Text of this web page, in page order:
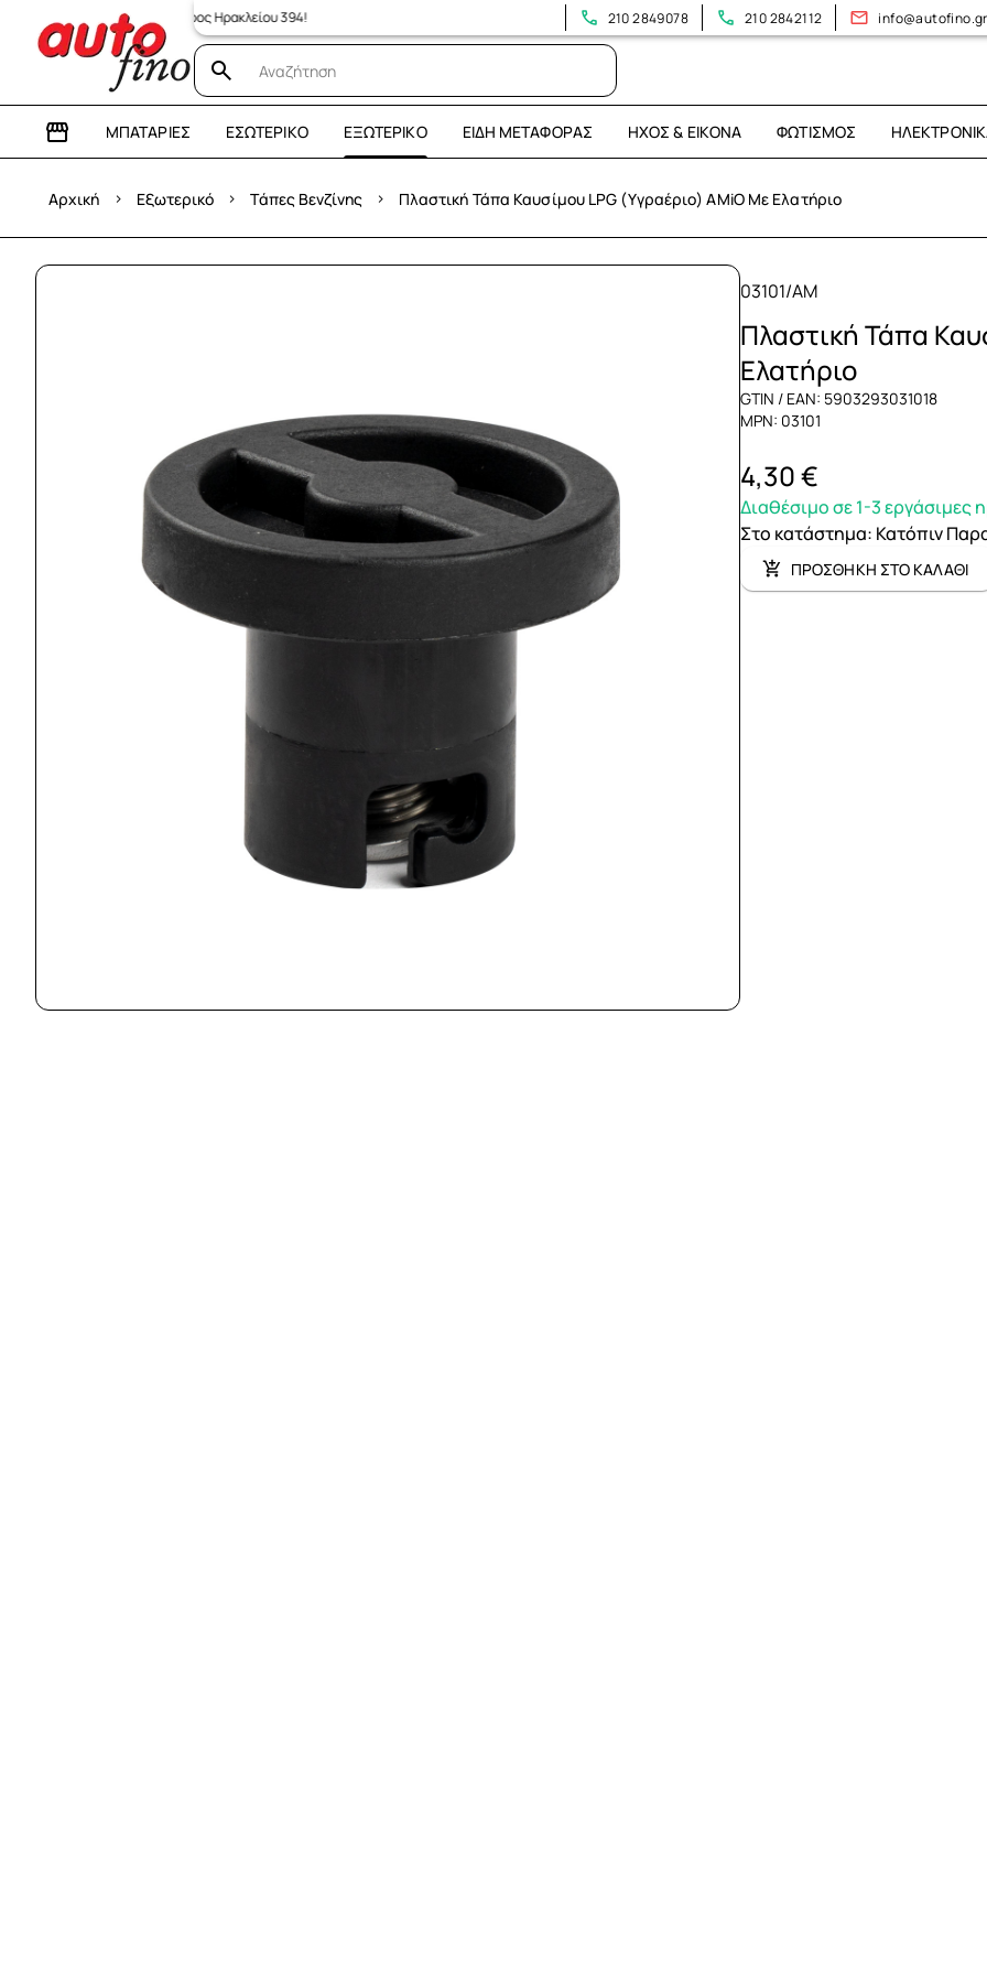
κατάστημα: Λεωφόρος Ηρακλείου 394! 210 2849078 210 2842112 info@autofino.gr
ΜΠΑΤΑΡΊΕΣ ΕΣΩΤΕΡΙΚΌ ΕΞΩΤΕΡΙΚΌ ΕΊΔΗ ΜΕΤΑΦΟΡΆΣ ΉΧΟΣ & ΕΙΚΌΝΑ ΦΩΤΙΣΜΌΣ
Αρχική › Εξωτερικό › Τάπες Βενζίνης › Πλαστική Τάπα Καυσίμου LPG (Υγραέριο) AMiO Με Ελατήριο
03101/AM
Πλαστική Τάπα
Ελατήριο
GTIN / EAN: 5903293031018
MPN: 03101
4,30 €
Διαθέσιμο σε 1-3 εργάσιμες
Στο κατάστημα: Κατόπιν
ΠΡΟΣΘΗΚΗ ΣΤΟ ΚΑΛΑΘΙ